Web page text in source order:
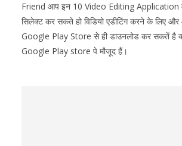
Friend आप इन 10 Video Editing Application में
सिलेक्ट कर सकते हो विडियो एडीटिंग करने के लिए
Google Play Store से ही डाउनलोड कर सकतें है
Google Play store पे मौजूद हैं।